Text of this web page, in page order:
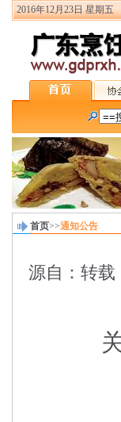
2016年12月23日 星期五
首页>>通知公告
源自：转